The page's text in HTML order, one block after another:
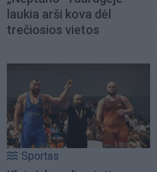
laukia arši kova dėl
trečiosios vietos
Sportas